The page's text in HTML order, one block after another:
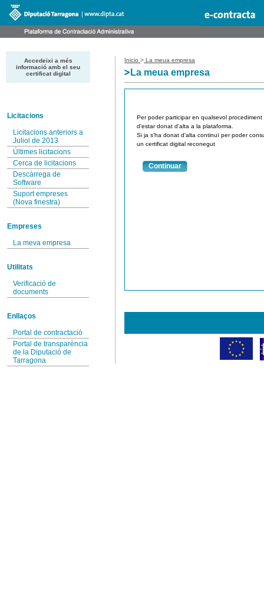
Accedeixi a més
informació amb el seu
certificat digital
Licitacions
Licitacions anteriors a
Juliol de 2013
Últimes licitacions
Cerca de licitacions
Descàrrega de
Software
Suport empreses
(Nova finestra)
Empreses
La meva empresa
Utilitats
Verificació de
documents
Enllaços
Portal de contractació
Portal de transparència
de la Diputació de
Tarragona
Inicio> La meua empresa
La meua empresa
Per poder participar en qualsevol
d'estar donat d'alta a la plataforma.
Si ja s'ha donat d'alta continuï per poder
un certificat digital reconegut
Continuar